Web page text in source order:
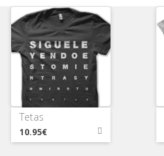
Tetas
10.95€